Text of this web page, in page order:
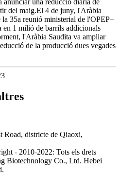
una reducció diària de
del maig.El 4 de juny, l'Aràbia
la 35a reunió ministerial de l'OPEP+
1 milió de barrils addicionals
l'Aràbia Saudita va ampliar
de la producció dues vegades
Road, districte de Qiaoxi,
- 2010-2022: Tots els drets
Biotechnology Co., Ltd. Hebei